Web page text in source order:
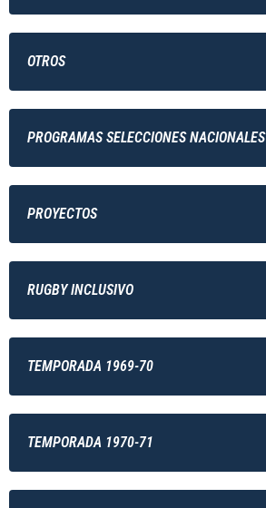
OTROS
PROGRAMAS SELECCIONES NACIONALES
PROYECTOS
RUGBY INCLUSIVO
TEMPORADA 1969-70
TEMPORADA 1970-71